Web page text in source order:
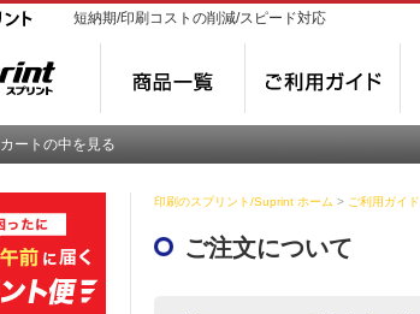
短納期/印刷コストの削減/スピード対応
カートの中を見る
印刷のスプリント/Suprint ホーム > ご利用ガイド
ご注文について